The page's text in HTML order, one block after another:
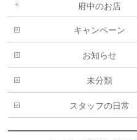
府中のお店
キャンペーン
お知らせ
未分類
スタッフの日常